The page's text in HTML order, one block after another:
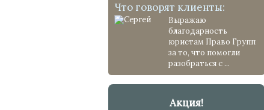
Что говорят клиенты:
Выражаю
благодарность
юристам Право Групп
за то, что помогли
разобраться с ...
Акция!